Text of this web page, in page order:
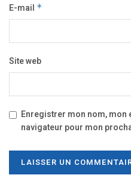
E-mail *
Site web
Enregistrer mon nom, mon
navigateur pour mon